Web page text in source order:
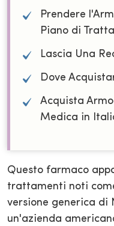
Prendere
Piano di
Lascia Una
Dove
Acquista
Medica in
Questo farmaco
trattamenti noti
versione generica di
un'azienda